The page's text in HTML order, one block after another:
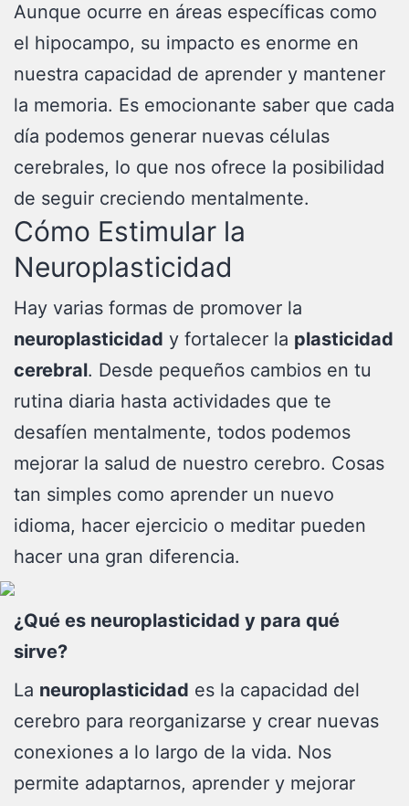
Aunque ocurre en áreas específicas como
el hipocampo, su impacto es enorme en
nuestra capacidad de aprender y mantener
la memoria. Es emocionante saber que cada
día podemos generar nuevas células
cerebrales, lo que nos ofrece la posibilidad
de seguir creciendo mentalmente.
Cómo Estimular la
Neuroplasticidad
Hay varias formas de promover la
neuroplasticidad y fortalecer la plasticidad
cerebral. Desde pequeños cambios en tu
rutina diaria hasta actividades que te
desafíen mentalmente, todos podemos
mejorar la salud de nuestro cerebro. Cosas
tan simples como aprender un nuevo
idioma, hacer ejercicio o meditar pueden
hacer una gran diferencia.
¿Qué es neuroplasticidad y para qué
sirve?
La neuroplasticidad es la capacidad del
cerebro para reorganizarse y crear nuevas
conexiones a lo largo de la vida. Nos
permite adaptarnos, aprender y mejorar